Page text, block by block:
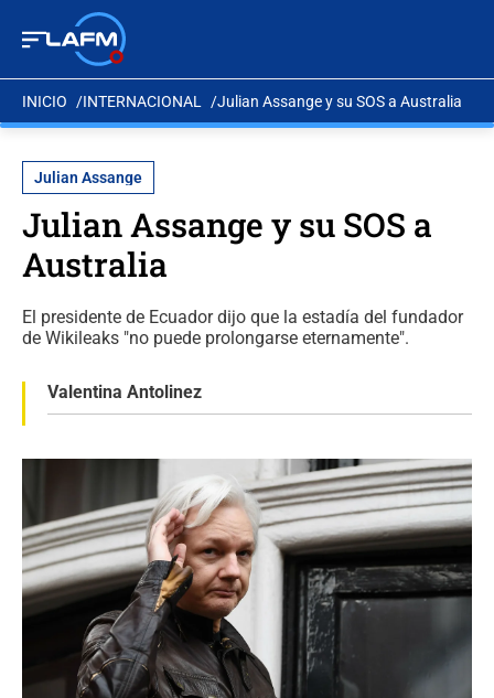
INICIO INTERNACIONAL Julian Assange y su SOS a Australia
Julian Assange
Julian Assange y su SOS a
Australia
El presidente de Ecuador dijo que la estadía del fundador
de Wikileaks "no puede prolongarse eternamente".
Valentina Antolinez